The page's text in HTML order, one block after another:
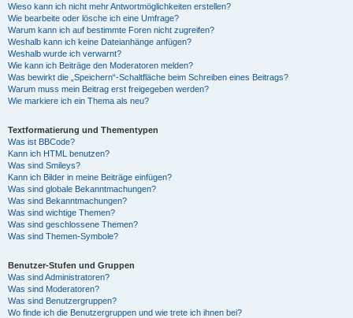
Wieso kann ich nicht mehr Antwortmöglichkeiten erstellen?
Wie bearbeite oder lösche ich eine Umfrage?
Warum kann ich auf bestimmte Foren nicht zugreifen?
Weshalb kann ich keine Dateianhänge anfügen?
Weshalb wurde ich verwarnt?
Wie kann ich Beiträge den Moderatoren melden?
Was bewirkt die „Speichern“-Schaltfläche beim Schreiben eines Beitrags?
Warum muss mein Beitrag erst freigegeben werden?
Wie markiere ich ein Thema als neu?
Textformatierung und Thementypen
Was ist BBCode?
Kann ich HTML benutzen?
Was sind Smileys?
Kann ich Bilder in meine Beiträge einfügen?
Was sind globale Bekanntmachungen?
Was sind Bekanntmachungen?
Was sind wichtige Themen?
Was sind geschlossene Themen?
Was sind Themen-Symbole?
Benutzer-Stufen und Gruppen
Was sind Administratoren?
Was sind Moderatoren?
Was sind Benutzergruppen?
Wo finde ich die Benutzergruppen und wie trete ich ihnen bei?